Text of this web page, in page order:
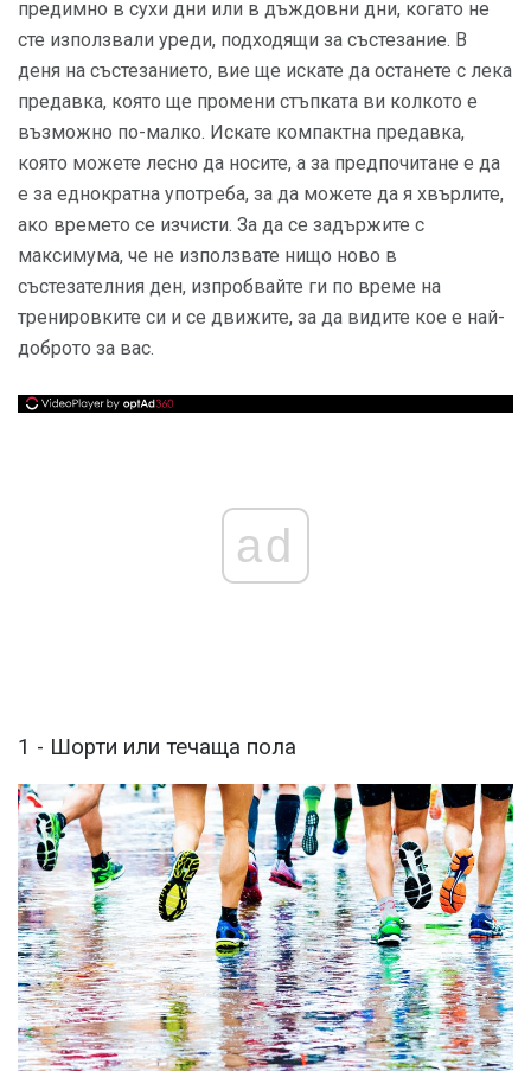
предимно в сухи дни или в дъждовни дни, когато не
сте използвали уреди, подходящи за състезание. В
деня на състезанието, вие ще искате да останете с лека
предавка, която ще промени стъпката ви колкото е
възможно по-малко. Искате компактна предавка,
която можете лесно да носите, а за предпочитане е да
е за еднократна употреба, за да можете да я хвърлите,
ако времето се изчисти. За да се задържите с
максимума, че не използвате нищо ново в
състезателния ден, изпробвайте ги по време на
тренировките си и се движите, за да видите кое е най-
доброто за вас.
ad
1 - Шорти или течаща пола